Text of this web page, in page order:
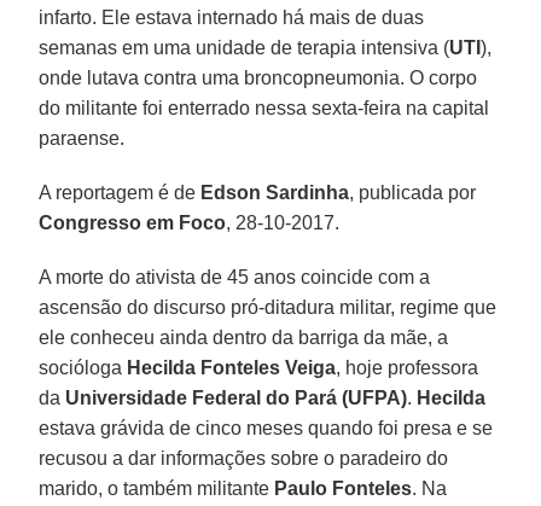
infarto. Ele estava internado há mais de duas
semanas em uma unidade de terapia intensiva (UTI),
onde lutava contra uma broncopneumonia. O corpo
do militante foi enterrado nessa sexta-feira na capital
paraense.
A reportagem é de Edson Sardinha, publicada por
Congresso em Foco, 28-10-2017.
A morte do ativista de 45 anos coincide com a
ascensão do discurso pró-ditadura militar, regime que
ele conheceu ainda dentro da barriga da mãe, a
socióloga Hecilda Fonteles Veiga, hoje professora
da Universidade Federal do Pará (UFPA). Hecilda
estava grávida de cinco meses quando foi presa e se
recusou a dar informações sobre o paradeiro do
marido, o também militante Paulo Fonteles. Na